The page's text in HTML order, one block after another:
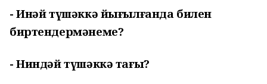
- Инәй түшәккә йығылғанда билен
биртендермәнеме?
- Ниндәй түшәккә тағы?